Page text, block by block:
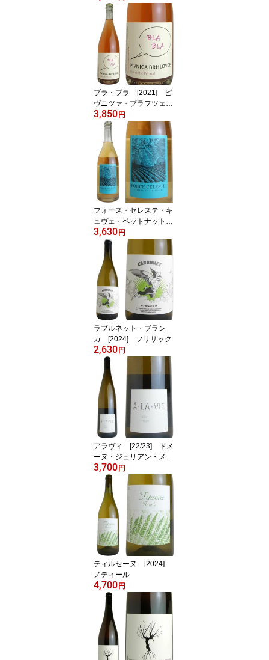
ブラ・ブラ [2021] ピ
ヴニツァ・ブラフツェ
【20260724更新】
3,850 円
フォース・セレステ・キ
ュヴェ・ペットナット
[2024] マザー・ロッ
ク・ワインズ【2026071
4更新】
3,630 円
ラブルネット・ブラン
カ [2024] フリサック
2,630 円
アラヴィ [22/23] ドメ
ーヌ・ジュリアン・メイ
エー
3,700 円
ティルセーヌ [2024]
ノティール
4,700 円